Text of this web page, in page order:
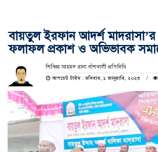
বায়তুল ইরফান আদর্শ মাদরাসা’র
ফলাফল প্রকাশ ও অভিভাবক
শিব্বির আহমদ রানা বাঁশখালী প্রতিনিধি
আপডেট টাইম : রবিবার, ১ জানুয়ারি, ২০২৩